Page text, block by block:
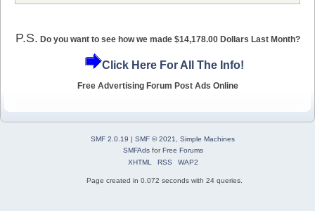
P.S. Do you want to see how we made $14,178.00 Dollars Last Month?
Click Here For All The Info!
Free Advertising Forum Post Ads Online
SMF 2.0.19 | SMF © 2021
Simple Machines
SMFAdsforFree Forums
XHTML
RSS WAP2
Page created in 0.072 seconds with 24 queries.